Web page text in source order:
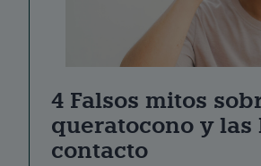
4 Falsos mitos
queratocono y las
contacto